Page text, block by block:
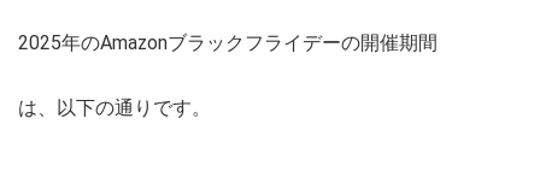
2025年のAmazonブラックフライデーの開催期間
は、以下の通りです。